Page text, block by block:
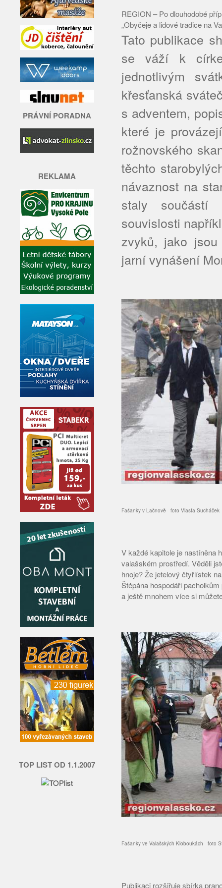
PRÁVNÍ PORADNA
REKLAMA
TOP LIST OD 1.1.2007
REGION – Po dlouhodobé
„Obyčeje a lidové tradice na
Tato publikace
se váží k
jednotlivým
křesťanská
s adventem,
které je
rožnovského
těchto
návaznost na
staly součástí
souvislosti
zvyků, jako jsou
jarní vynášení
Fašanky v Lačnově foto Vlasťa Sucháček
V každé kapitole je nastíněna
valašském prostředí. Věděli
hnoje? Že jetelový čtyřlístek
Štěpána hospodáři
a ještě mnohem více si
Fašanky ve Valašských Kloboukách foto
Publikaci rozšiřuje sbírka